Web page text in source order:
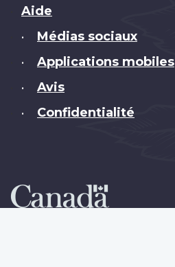
Brand
Aide
• Médias sociaux
• Applications mobiles
• Avis
• Confidentialité